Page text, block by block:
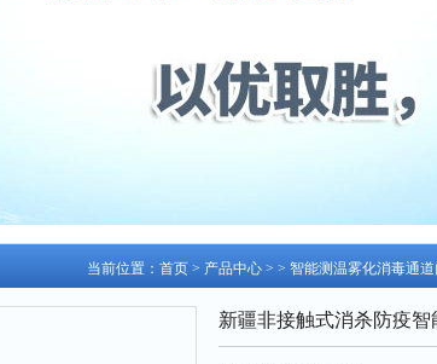
当前位置： 首页 > 产品中心 > > 智能测温雾化消毒通
新疆非接触式消杀防疫智